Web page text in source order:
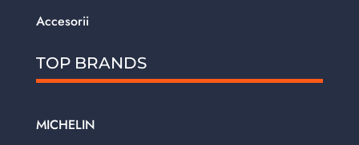
Accesorii
TOP BRANDS
MICHELIN